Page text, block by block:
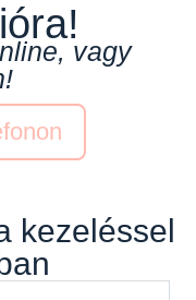
vagy
kezeléssel